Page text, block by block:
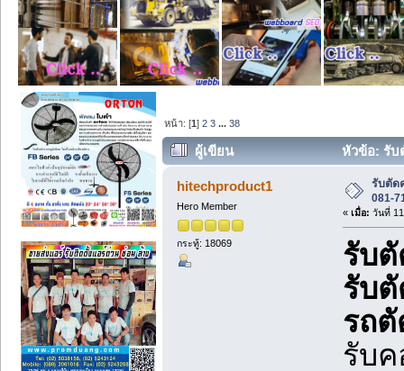
หน้า: [1]2 3 ...38
ผู้เขียน
หัวข้อ: รับ
37289 ครั้ง)
hitechproduct1
Hero Member
กระทู้: 18069
รับตัด
081-
« เมื่อ: วันที่
รับตั
รับ
รถ
รับ